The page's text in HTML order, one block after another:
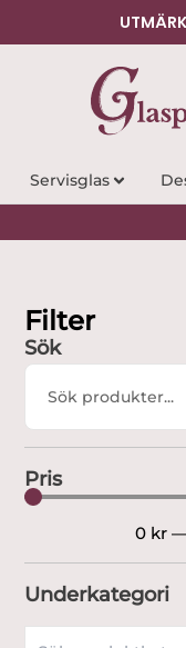
Servisglas
Filter
Sök
Search
Pris
0 kr
Underkategori